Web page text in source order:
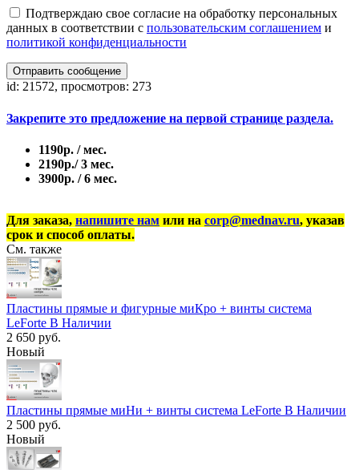
Подтверждаю свое согласие на обработку персональных
данных в соответствии с пользовательским соглашением и
политикой конфиденциальности
Отправить сообщение
id: 21572, просмотров: 273
Закрепите это предложение на первой странице раздела.
1190р. / мес.
2190р./ 3 мес.
3900р. / 6 мес.
Для заказа, напишите нам или на corp@mednav.ru, указав
срок и способ оплаты.
См. также
Пластины прямые и фигурные миКро + винты система
LeForte В Наличии
2 650 руб.
Новый
Пластины прямые миНи + винты система LeForte В Наличии
2 500 руб.
Новый